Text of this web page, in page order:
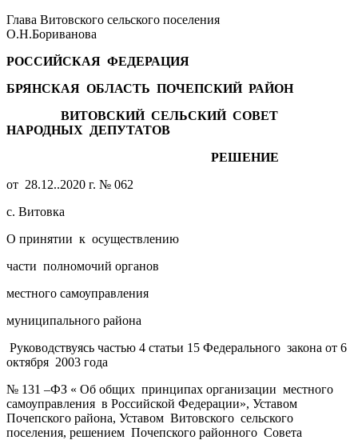
Глава Витовского сельского поселения
О.Н.Бориванова
РОССИЙСКАЯ ФЕДЕРАЦИЯ
БРЯНСКАЯ ОБЛАСТЬ ПОЧЕПСКИЙ РАЙОН
ВИТОВСКИЙ СЕЛЬСКИЙ СОВЕТ
НАРОДНЫХ ДЕПУТАТОВ
РЕШЕНИЕ
от 28.12..2020 г. № 062
с. Витовка
О принятии к осуществлению
части полномочий органов
местного самоуправления
муниципального района
Руководствуясь частью 4 статьи 15 Федерального закона от 6
октября 2003 года
№ 131 –ФЗ « Об общих принципах организации местного
самоуправления в Российской Федерации», Уставом
Почепского района, Уставом Витовского сельского
поселения, решением Почепского районного Совета